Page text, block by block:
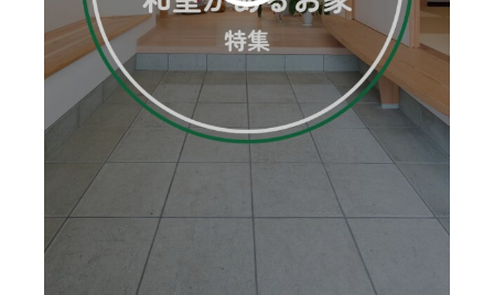
よくある質問
会社情報
イベント 採用情報
お問い合わせ・資料請求